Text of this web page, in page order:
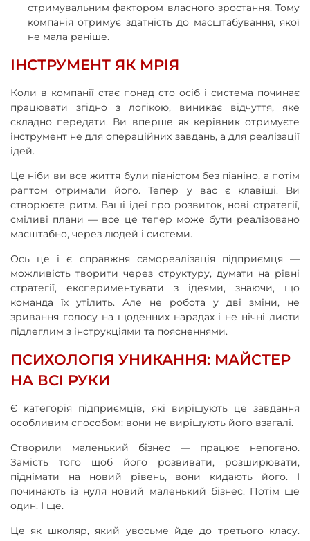
стримувальним фактором власного зростання. Тому
компанія отримує здатність до масштабування, якої
не мала раніше.
ІНСТРУМЕНТ ЯК МРІЯ
Коли в компанії стає понад сто осіб і система починає
працювати згідно з логікою, виникає відчуття, яке
складно передати. Ви вперше як керівник отримуєте
інструмент не для операційних завдань, а для реалізації
ідей.
Це ніби ви все життя були піаністом без піаніно, а потім
раптом отримали його. Тепер у вас є клавіші. Ви
створюєте ритм. Ваші ідеї про розвиток, нові стратегії,
сміливі плани — все це тепер може бути реалізовано
масштабно, через людей і системи.
Ось це і є справжня самореалізація підприємця —
можливість творити через структуру, думати на рівні
стратегії, експериментувати з ідеями, знаючи, що
команда їх утілить. Але не робота у дві зміни, не
зривання голосу на щоденних нарадах і не нічні листи
підлеглим з інструкціями та поясненнями.
ПСИХОЛОГІЯ УНИКАННЯ: МАЙСТЕР
НА ВСІ РУКИ
Є категорія підприємців, які вирішують це завдання
особливим способом: вони не вирішують його взагалі.
Створили маленький бізнес — працює непогано.
Замість того щоб його розвивати, розширювати,
піднімати на новий рівень, вони кидають його. І
починають із нуля новий маленький бізнес. Потім ще
один. І ще.
Це як школяр, який увосьме йде до третього класу.